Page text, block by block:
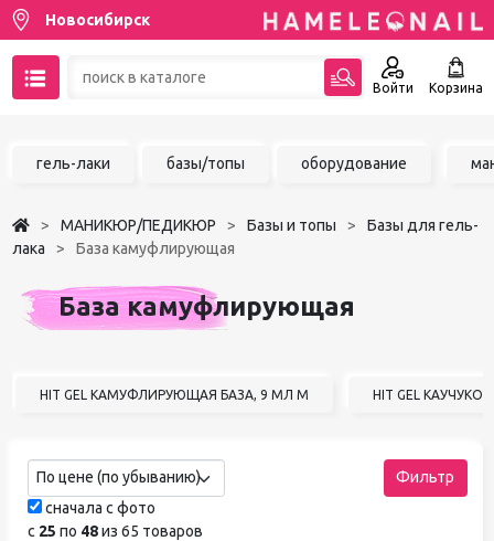
Новосибирск
Войти Корзина
Чат в MAX
Акции
гель-лаки базы/топы оборудование
МАНИКЮР/ПЕДИКЮР Базы и топы
Базы для гель-
лака
База камуфлирующая
База камуфлирующая
HIT GEL КАМУФЛИРУЮЩАЯ БАЗА, 9 МЛ М HIT GEL
По цене (по убыванию)
Фильтр
сначала с фото
с 25 по 48из 65 товаров